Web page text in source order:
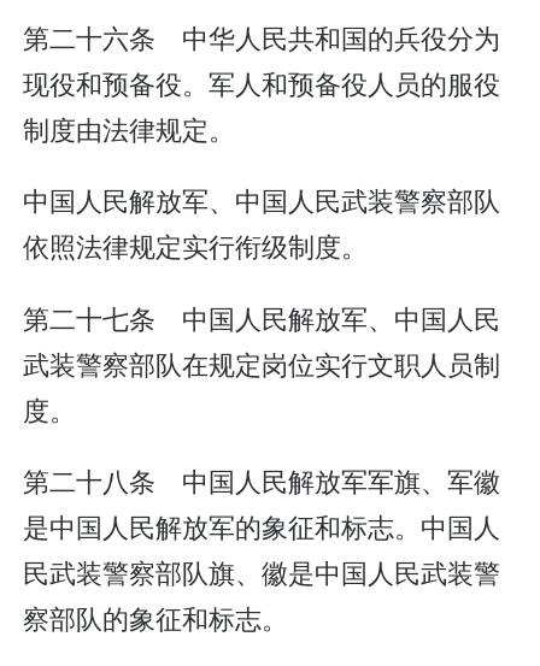
第二十六条 中华人民共和国的兵役分为
现役和预备役。军人和预备役人员的服役
制度由法律规定。
中国人民解放军、中国人民武装警察部队
依照法律规定实行衔级制度。
第二十七条 中国人民解放军、中国人民
武装警察部队在规定岗位实行文职人员制
度。
第二十八条 中国人民解放军军旗、军徽
是中国人民解放军的象征和标志。中国人
民武装警察部队旗、徽是中国人民武装警
察部队的象征和标志。